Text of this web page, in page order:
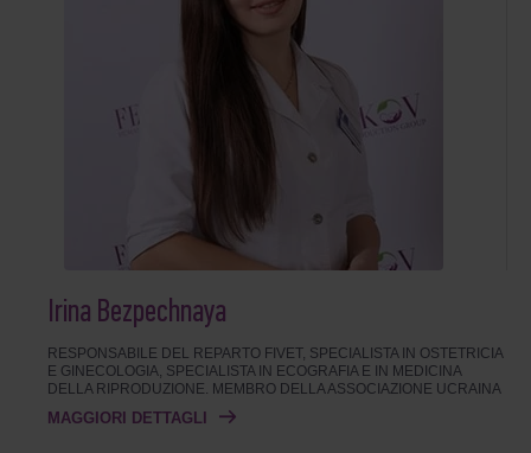
Irina Bezpechnaya
RESPONSABILE DEL REPARTO FIVET, SPECIALISTA IN OSTETRICIA
E GINECOLOGIA, SPECIALISTA IN ECOGRAFIA E IN MEDICINA
DELLA RIPRODUZIONE. MEMBRO DELLA ASSOCIAZIONE UCRAINA
DI MEDICINA RIPRODUTTIVA, ASRM , ESHRE
MAGGIORI DETTAGLI